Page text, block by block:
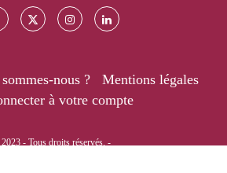
nous ?
Mentions légales
à votre compte
- Tous droits réservés. -